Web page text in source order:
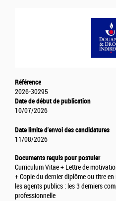
Référence
2026-30295
Date de début de publication
10/07/2026
Date limite d'envoi des candidatures
11/08/2026
Documents requis pour postuler
Curriculum Vitae + Lettre de
+ Copie du dernier diplôme ou titre
les agents publics : les 3 derniers
professionnelle